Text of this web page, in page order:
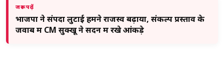
जरूर पढ़ें
भाजपा ने संपदा लुटाई हमने राजस्व बढ़ाया, संकल्प प्रस्ताव के
जवाब में CM सुक्खू ने सदन में रखे आंकड़े